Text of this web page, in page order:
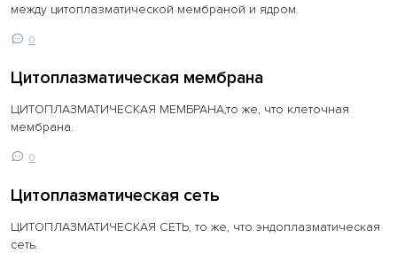
между цитоплазматической мембраной и ядром.
0
Цитоплазматическая мембрана
ЦИТОПЛАЗМАТИЧЕСКАЯ МЕМБРАНА,то же, что клеточная
мембрана.
0
Цитоплазматическая сеть
ЦИТОПЛАЗМАТИЧЕСКАЯ СЕТЬ, то же, что эндоплазматическая
сеть.